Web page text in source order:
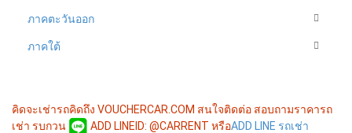
ภาคตะวันออก
ภาคใต้
คิดจะเช่ารถคิดถึง VOUCHERCAR.COM สนใจติดต่อ สอบถามราคารถ
เช่า รบกวน
ADD LINEID: @CARRENT หรือADD LINE รถเช่า
฿880